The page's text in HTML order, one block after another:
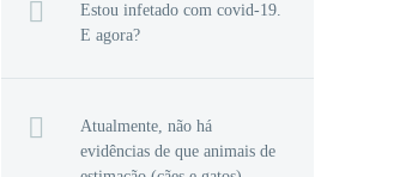
Estou infetado com covid-19.
E agora?
Atualmente, não há
evidências de que animais de